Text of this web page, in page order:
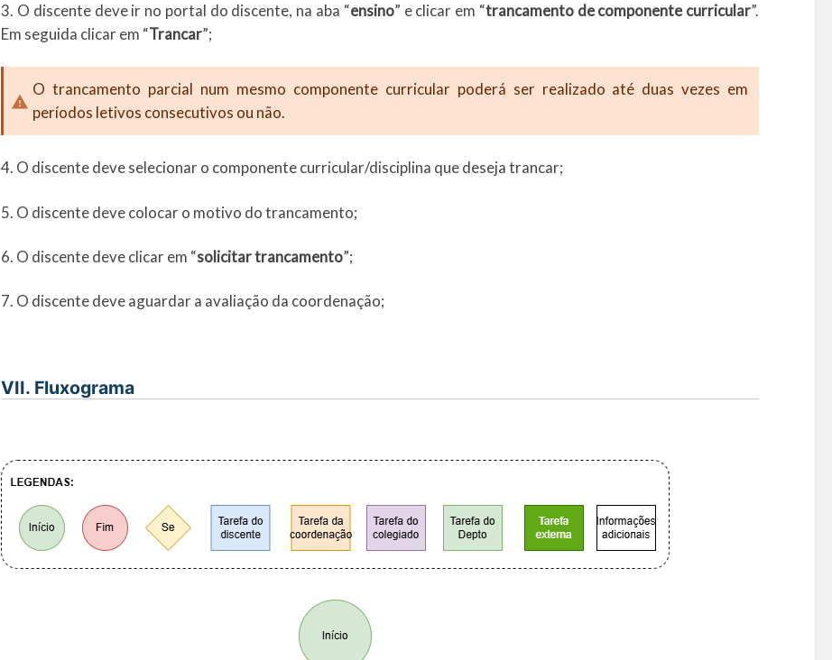
3. O discente deve ir no portal do discente, na aba “ensino” e clicar em “trancamento de componente curricular”.
Em seguida clicar em “Trancar”;
O trancamento parcial num mesmo componente curricular poderá ser realizado até duas vezes em
períodos letivos consecutivos ou não.
4. O discente deve selecionar o componente curricular/disciplina que deseja trancar;
5. O discente deve colocar o motivo do trancamento;
6. O discente deve clicar em “solicitar trancamento”;
7. O discente deve aguardar a avaliação da coordenação;
VII. Fluxograma